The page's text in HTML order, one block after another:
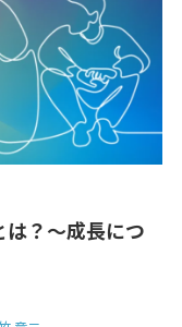
は？〜成長につ